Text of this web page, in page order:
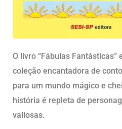
O livro “Fábulas
coleção encantadora de
para um mundo mágico e
história é repleta de
valiosas.